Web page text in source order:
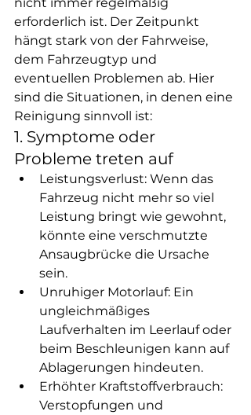
erforderlich ist. Der Zeitpunkt
hängt stark von der Fahrweise,
dem Fahrzeugtyp und
eventuellen Problemen ab. Hier
sind die Situationen, in denen eine
Reinigung sinnvoll ist:
1. Symptome oder
Probleme treten auf
Leistungsverlust: Wenn das
Fahrzeug nicht mehr so viel
Leistung bringt wie gewohnt,
könnte eine verschmutzte
Ansaugbrücke die Ursache
sein.
Unruhiger Motorlauf: Ein
ungleichmäßiges
Laufverhalten im Leerlauf oder
beim Beschleunigen kann auf
Ablagerungen hindeuten.
Erhöhter Kraftstoffverbrauch:
Verstopfungen und